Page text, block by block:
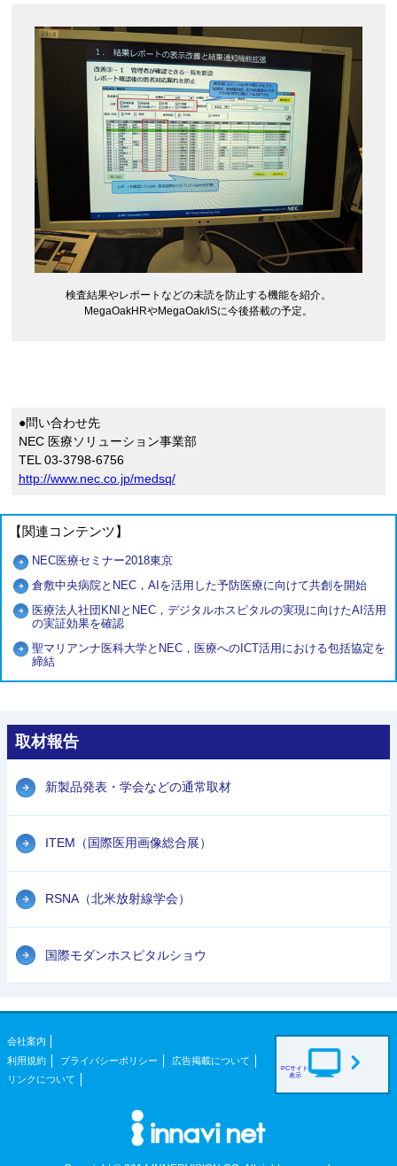
検査結果やレポートなどの未読を防止する機能を紹介。
MegaOakHRやMegaOak/iSに今後搭載の予定。
●問い合わせ先
NEC 医療ソリューション事業部
TEL 03-3798-6756
http://www.nec.co.jp/medsq/
【関連コンテンツ】
NEC医療セミナー2018東京
倉敷中央病院とNEC，AIを活用した予防医療に向けて共創を開始
医療法人社団KNIとNEC，デジタルホスピタルの実現に向けたAI活用
の実証効果を確認
聖マリアンナ医科大学とNEC，医療へのICT活用における包括協定を
締結
取材報告
新製品発表・学会などの通常取材
ITEM（国際医用画像総合展）
RSNA（北米放射線学会）
国際モダンホスピタルショウ
会社案内
利用規約
プライバシーポリシー
広告掲載について
リンクについて
PCサイト
表示